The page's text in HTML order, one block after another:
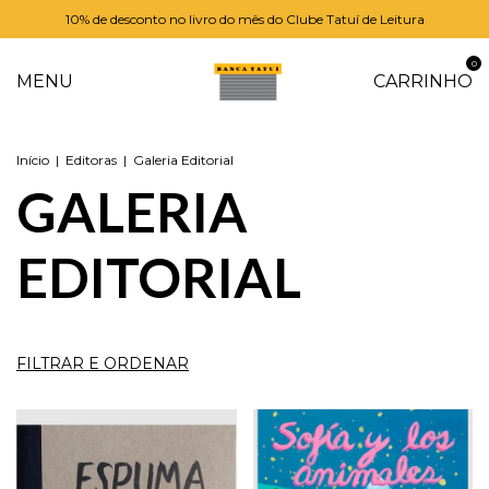
10% de desconto no livro do mês do Clube Tatuí de Leitura
MENU CARRINHO
0
Início | Editoras | Galeria Editorial
GALERIA
EDITORIAL
FILTRAR E ORDENAR